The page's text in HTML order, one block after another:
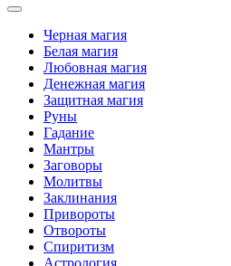
Черная магия
Белая магия
Любовная магия
Денежная магия
Защитная магия
Руны
Гадание
Мантры
Заговоры
Молитвы
Заклинания
Привороты
Отвороты
Спиритизм
Астрология